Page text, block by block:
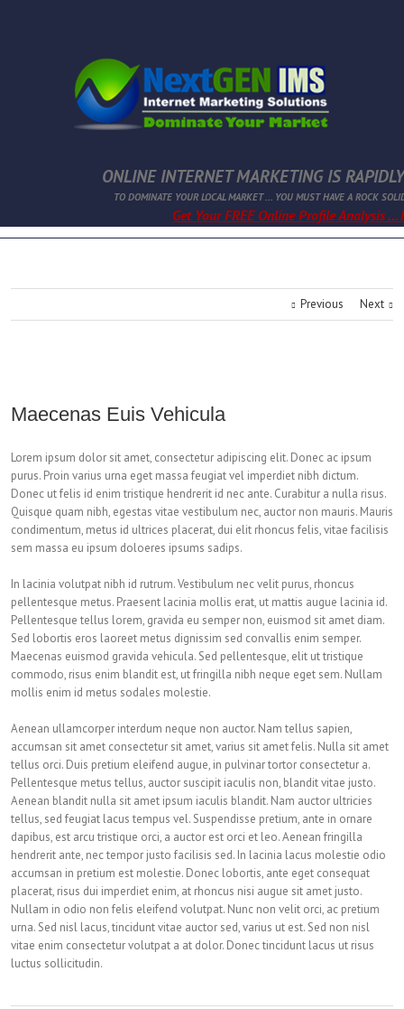
ONLINE INTERNET MARKETING IS
TO DOMINATE YOUR LOCAL MARKET ... YOU MUST HAVE A ROCK
Get Your FREE Online Profile Analysis ...
Previous Next
Maecenas Euis Vehicula
Lorem ipsum dolor sit amet, consectetur adipiscing elit. Donec ac ipsum
purus. Proin varius urna eget massa feugiat vel imperdiet nibh dictum.
Donec ut felis id enim tristique hendrerit id nec ante. Curabitur a nulla risus.
Quisque quam nibh, egestas vitae vestibulum nec, auctor non mauris. Mauris
condimentum, metus id ultrices placerat, dui elit rhoncus felis, vitae facilisis
sem massa eu ipsum doloeres ipsums sadips.
In lacinia volutpat nibh id rutrum. Vestibulum nec velit purus, rhoncus
pellentesque metus. Praesent lacinia mollis erat, ut mattis augue lacinia id.
Pellentesque tellus lorem, gravida eu semper non, euismod sit amet diam.
Sed lobortis eros laoreet metus dignissim sed convallis enim semper.
Maecenas euismod gravida vehicula. Sed pellentesque, elit ut tristique
commodo, risus enim blandit est, ut fringilla nibh neque eget sem. Nullam
mollis enim id metus sodales molestie.
Aenean ullamcorper interdum neque non auctor. Nam tellus sapien,
accumsan sit amet consectetur sit amet, varius sit amet felis. Nulla sit amet
tellus orci. Duis pretium eleifend augue, in pulvinar tortor consectetur a.
Pellentesque metus tellus, auctor suscipit iaculis non, blandit vitae justo.
Aenean blandit nulla sit amet ipsum iaculis blandit. Nam auctor ultricies
tellus, sed feugiat lacus tempus vel. Suspendisse pretium, ante in ornare
dapibus, est arcu tristique orci, a auctor est orci et leo. Aenean fringilla
hendrerit ante, nec tempor justo facilisis sed. In lacinia lacus molestie odio
accumsan in pretium est molestie. Donec lobortis, ante eget consequat
placerat, risus dui imperdiet enim, at rhoncus nisi augue sit amet justo.
Nullam in odio non felis eleifend volutpat. Nunc non velit orci, ac pretium
urna. Sed nisl lacus, tincidunt vitae auctor sed, varius ut est. Sed non nisl
vitae enim consectetur volutpat a at dolor. Donec tincidunt lacus ut risus
luctus sollicitudin.